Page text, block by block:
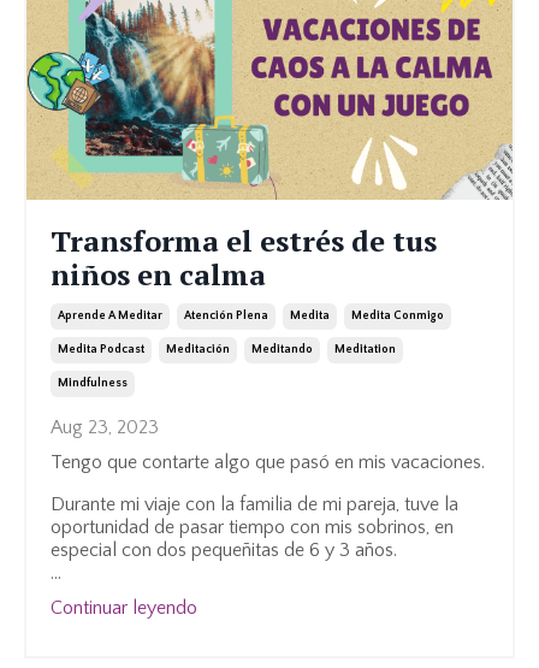
Transforma el estrés de tus
niños en calma
Aprende A Meditar Atención Plena Medita Medita Conmigo
Medita Podcast Meditación Meditando Meditation
Mindfulness
Aug 23, 2023
Tengo que contarte algo que pasó en mis vacaciones.
Durante mi viaje con la familia de mi pareja, tuve la
oportunidad de pasar tiempo con mis sobrinos, en
especial con dos pequeñitas de 6 y 3 años.
...
Continuar leyendo